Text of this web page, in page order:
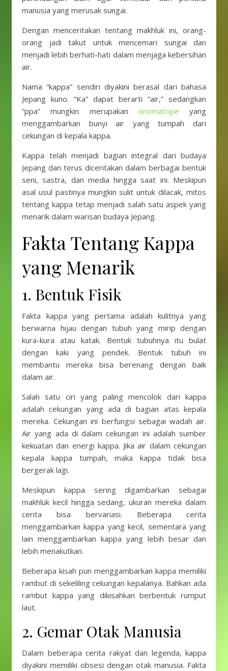
manusia yang merusak sungai.
Dengan menceritakan tentang makhluk ini, orang-
orang jadi takut untuk mencemari sungai dan
menjadi lebih berhati-hati dalam menjaga kebersihan
air.
Nama “kappa” sendiri diyakini berasal dari bahasa
Jepang kuno. “Ka” dapat berarti “air,” sedangkan
“ppa” mungkin merupakan onomatope yang
menggambarkan bunyi air yang tumpah dari
cekungan di kepala kappa.
Kappa telah menjadi bagian integral dari budaya
Jepang dan terus diceritakan dalam berbagai bentuk
seni, sastra, dan media hingga saat ini. Meskipun
asal usul pastinya mungkin sulit untuk dilacak, mitos
tentang kappa tetap menjadi salah satu aspek yang
menarik dalam warisan budaya Jepang.
Fakta Tentang Kappa
yang Menarik
1. Bentuk Fisik
Fakta kappa yang pertama adalah kulitnya yang
berwarna hijau dengan tubuh yang mirip dengan
kura-kura atau katak. Bentuk tubuhnya itu bulat
dengan kaki yang pendek. Bentuk tubuh ini
membantu mereka bisa berenang dengan baik
dalam air.
Salah satu ciri yang paling mencolok dari kappa
adalah cekungan yang ada di bagian atas kepala
mereka. Cekungan ini berfungsi sebagai wadah air.
Air yang ada di dalam cekungan ini adalah sumber
kekuatan dan energi kappa. Jika air dalam cekungan
kepala kappa tumpah, maka kappa tidak bisa
bergerak lagi.
Meskipun kappa sering digambarkan sebagai
makhluk kecil hingga sedang, ukuran mereka dalam
cerita bisa bervariasi. Beberapa cerita
menggambarkan kappa yang kecil, sementara yang
lain menggambarkan kappa yang lebih besar dan
lebih menakutkan.
Beberapa kisah pun menggambarkan kappa memiliki
rambut di sekeliling cekungan kepalanya. Bahkan ada
rambut kappa yang dikisahkan berbentuk rumput
laut.
2. Gemar Otak Manusia
Dalam beberapa cerita rakyat dan legenda, kappa
diyakini memiliki obsesi dengan otak manusia. Fakta